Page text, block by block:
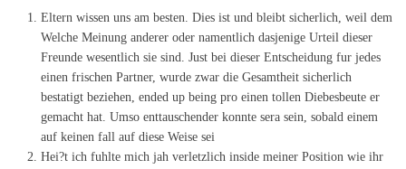
Eltern wissen uns am besten. Dies ist und bleibt sicherlich, weil dem
Welche Meinung anderer oder namentlich dasjenige Urteil dieser
Freunde wesentlich sie sind. Just bei dieser Entscheidung fur jedes
einen frischen Partner, wurde zwar die Gesamtheit sicherlich
bestatigt beziehen, ended up being pro einen tollen Diebesbeute er
gemacht hat. Umso enttauschender konnte sera sein, sobald einem
auf keinen fall auf diese Weise sei
Hei?t ich fuhlte mich jah verletzlich inside meiner Position wie ihr